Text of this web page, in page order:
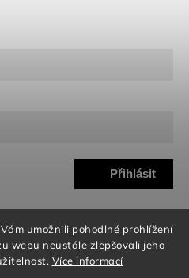
umožnili pohodlné prohlížení
webu neustále zlepšovali jeho
Více informací
Přihlásit